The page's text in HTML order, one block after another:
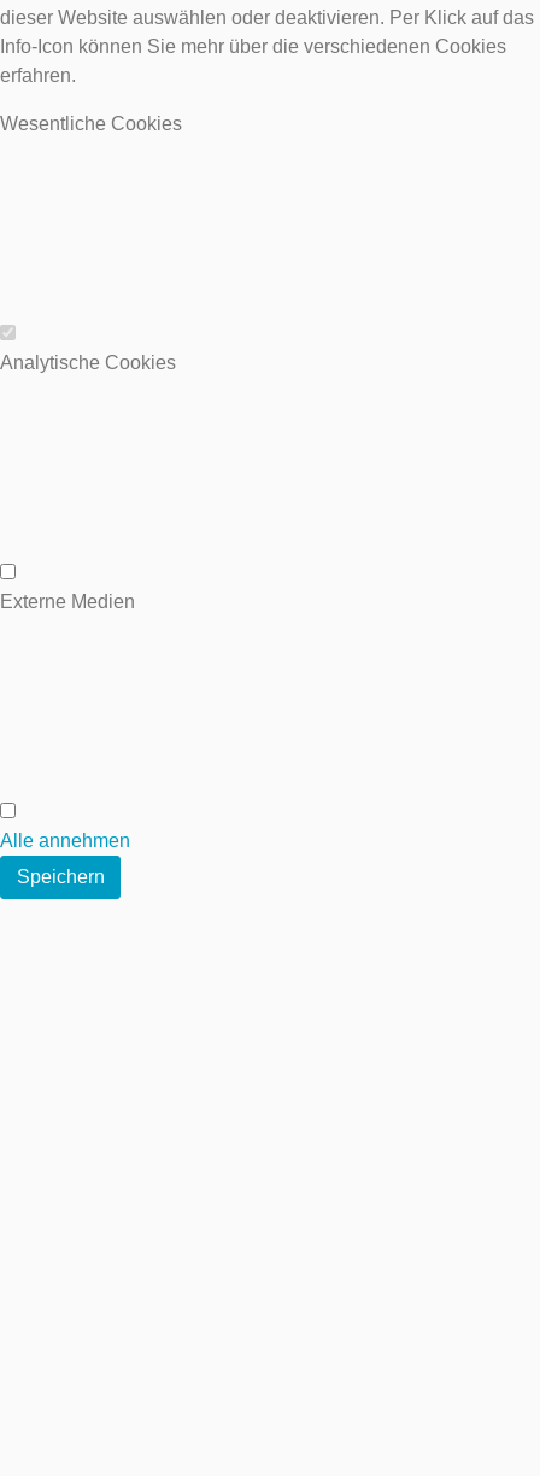
dieser Website auswählen oder deaktivieren. Per Klick auf das
Info-Icon können Sie mehr über die verschiedenen Cookies
erfahren.
Wesentliche Cookies
Wesentliche Cookies
Analytische Cookies
Analytische Cookies
Externe Medien
Externe Medien
Alle annehmen
Speichern